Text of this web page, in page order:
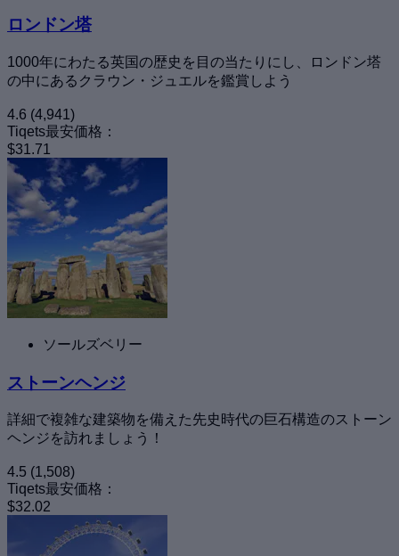
ロンドン塔
1000年にわたる英国の歴史を目の当たりにし、ロンドン塔
の中にあるクラウン・ジュエルを鑑賞しよう
4.6 (4,941)
Tiqets最安価格：
$31.71
ソールズベリー
ストーンヘンジ
詳細で複雑な建築物を備えた先史時代の巨石構造のストーン
ヘンジを訪れましょう！
4.5 (1,508)
Tiqets最安価格：
$32.02